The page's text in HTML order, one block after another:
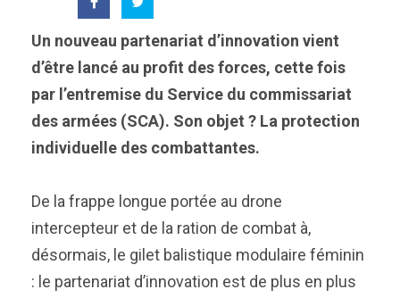
Un nouveau partenariat d’innovation vient
d’être lancé au profit des forces, cette fois
par l’entremise du Service du commissariat
des armées (SCA). Son objet ? La protection
individuelle des combattantes.
De la frappe longue portée au drone
intercepteur et de la ration de combat à,
désormais, le gilet balistique modulaire féminin
: le partenariat d’innovation est de plus en plus